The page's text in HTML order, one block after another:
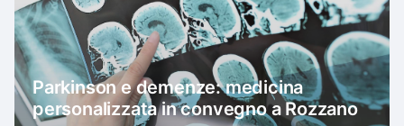
Parkinson e demenze: medicina
personalizzata in convegno a Rozzano